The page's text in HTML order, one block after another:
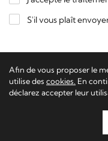
S'il vous plaît
Paiements
Agritech Store -
Afin de vous proposer le
utilise des cookies. En
déclarez accepter leur